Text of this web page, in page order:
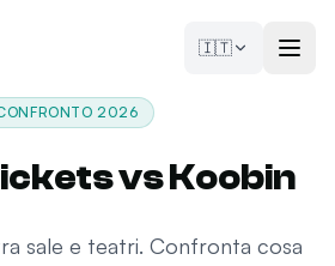
🇮🇹
2026
vs Koobin
sale e teatri. Confronta cosa